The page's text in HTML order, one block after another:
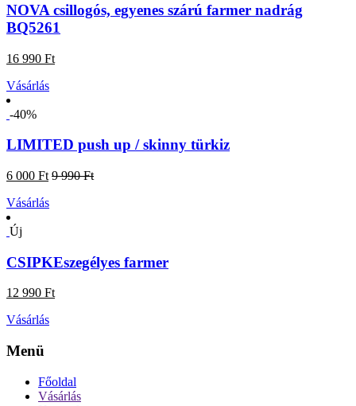
NOVA csillogós, egyenes szárú farmer nadrág
BQ5261
16 990 Ft
Vásárlás
-40%
LIMITED push up / skinny türkiz
6 000 Ft 9 990 Ft
Vásárlás
Új
CSIPKEszegélyes farmer
12 990 Ft
Vásárlás
Menü
Főoldal
Vásárlás